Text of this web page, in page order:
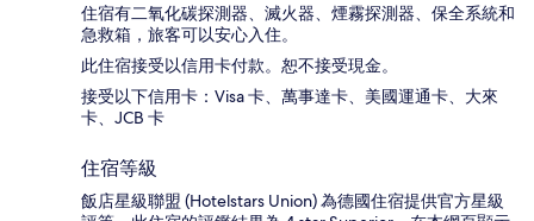
住宿有二氧化碳探測器、滅火器、煙霧探測器、保全系統和
急救箱，旅客可以安心入住。
此住宿接受以信用卡付款。恕不接受現金。
接受以下信用卡：Visa 卡、萬事達卡、美國運通卡、大來
卡、JCB 卡
住宿等級
飯店星級聯盟 (Hotelstars Union) 為德國住宿提供官方星級